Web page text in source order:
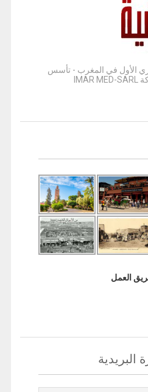
الأول في المغرب - تأسس
العمل
البريدية